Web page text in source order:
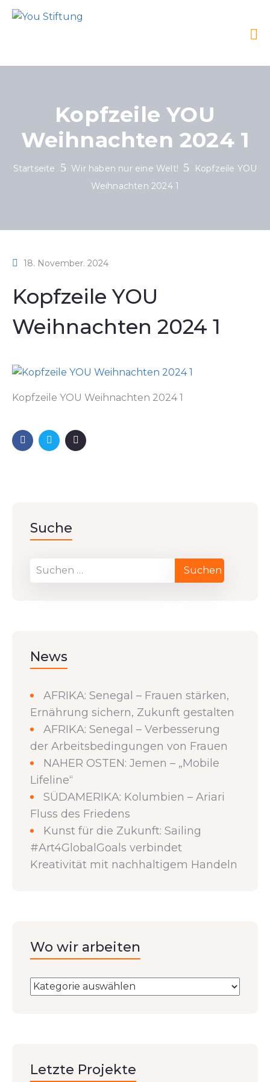
Kopfzeile YOU
Weihnachten 2024 1
Startseite Wir haben nur eine Welt!
Kopfzeile YOU
Weihnachten 2024 1
18. November. 2024
Kopfzeile YOU
Weihnachten 2024 1
Kopfzeile YOU Weihnachten 2024 1
Suche
News
AFRIKA: Senegal – Frauen stärken,
Ernährung sichern, Zukunft gestalten
AFRIKA: Senegal – Verbesserung
der Arbeitsbedingungen von Frauen
NAHER OSTEN: Jemen – „Mobile
Lifeline“
SÜDAMERIKA: Kolumbien – Ariari
Fluss des Friedens
Kunst für die Zukunft: Sailing
#Art4GlobalGoals verbindet
Kreativität mit nachhaltigem Handeln
Wo wir arbeiten
Letzte Projekte